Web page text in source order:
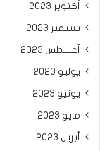
أكتوبر 2023
سبتمبر 2023
أغسطس 2023
يوليو 2023
يونيو 2023
مايو 2023
أبريل 2023